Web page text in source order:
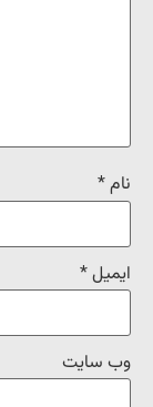
نام*
ایمیل*
وب‌ سایت